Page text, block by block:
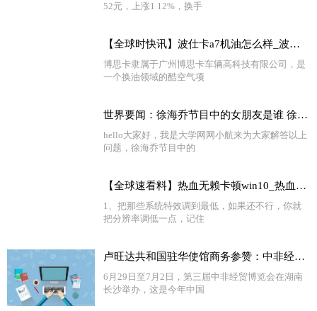
52元，上涨1 12%，换手
【全球时快讯】波仕卡a7机油怎么样_波仕卡机油质量怎么样
博思卡隶属于广州博思卡车辆高科技有限公司，是
一个换油领域的酷空气项
世界要闻：徐海乔节目中的女朋友是谁 徐海乔前女友是谁猜测
hello大家好，我是大学网网小航来为大家解答以上
问题，徐海乔节目中的
【全球速看料】热血无赖卡顿win10_热血无赖卡顿
1、把那些系统特效调到最低，如果还不行，你就
把分辨率调低一点，记住
卢旺达共和国驻华使馆商务参赞：中非经贸合作大有可为
6月29日至7月2日，第三届中非经贸博览会在湖南
长沙举办，这是今年中国